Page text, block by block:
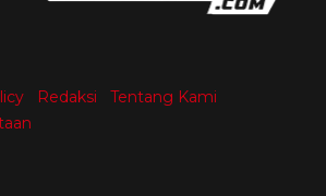
Redaksi
Tentang Kami